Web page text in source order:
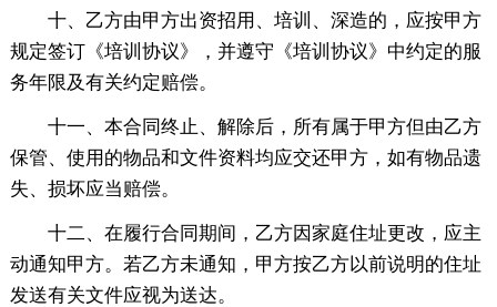
十、乙方由甲方出资招用、培训、深造的，应按甲方
规定签订《培训协议》，并遵守《培训协议》中约定的服
务年限及有关约定赔偿。
十一、本合同终止、解除后，所有属于甲方但由乙方
保管、使用的物品和文件资料均应交还甲方，如有物品遗
失、损坏应当赔偿。
十二、在履行合同期间，乙方因家庭住址更改，应主
动通知甲方。若乙方未通知，甲方按乙方以前说明的住址
发送有关文件应视为送达。